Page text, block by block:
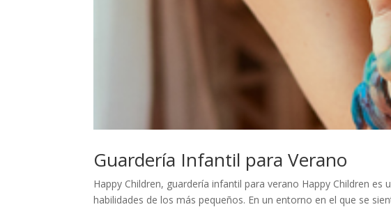
Guardería Infantil para Verano
Happy Children, guardería infantil para verano Happy Children
habilidades de los más pequeños. En un entorno en el que se